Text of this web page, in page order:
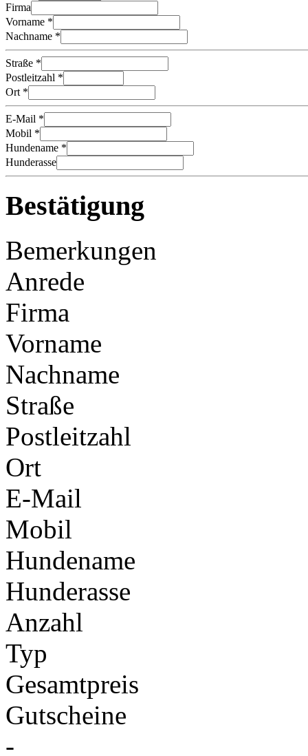
Firma
Vorname *
Nachname *
Straße *
Postleitzahl *
Ort *
E-Mail *
Mobil *
Hundename *
Hunderasse
Bestätigung
Bemerkungen
Anrede
Firma
Vorname
Nachname
Straße
Postleitzahl
Ort
E-Mail
Mobil
Hundename
Hunderasse
Anzahl
Typ
Gesamtpreis
Gutscheine
-